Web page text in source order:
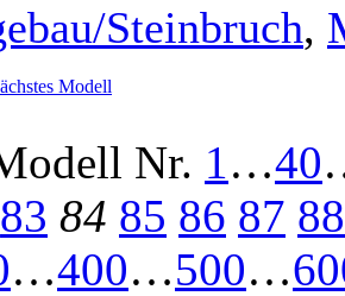
Steinbruch,
Modell
Nr. 1…40
83 84 85 86 87 88
…400…500…